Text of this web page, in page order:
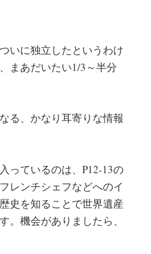
いに独立したというわけ
まあだいたい1/3～半分
る、かなり耳寄りな情報
っているのは、P12-13の
レンチシェフなどへのイ
史を知ることで世界遺産
機会がありましたら、